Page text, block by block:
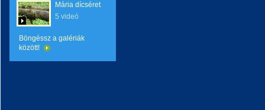
Mária dícséret
5 videó
Böngéssz a galériák
között!